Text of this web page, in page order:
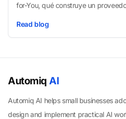
for-You, qué construye un
Read blog
Automiq AI
Automiq AI helps small businesses
design and implement practical AI